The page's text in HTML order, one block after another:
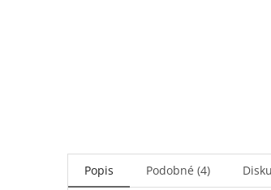
Popis Podobné (4)